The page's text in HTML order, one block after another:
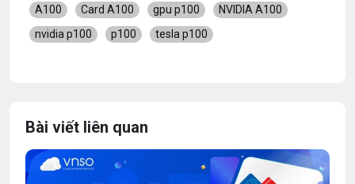
A100 Card A100 gpu p100
NVIDIA A100
nvidia p100
p100 tesla p100
Bài viết liên quan